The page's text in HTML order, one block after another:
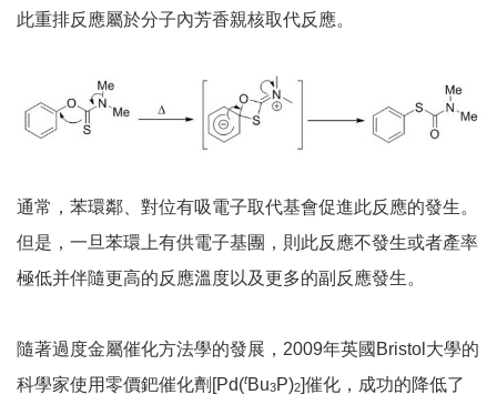
此重排反應屬於分子內芳香親核取代反應。
通常，苯環鄰、對位有吸電子取代基會促進此反應的發生。
但是，一旦苯環上有供電子基團，則此反應不發生或者產率
極低并伴隨更高的反應溫度以及更多的副反應發生。
隨著過度金屬催化方法學的發展，2009年英國Bristol大學的
科學家使用零價鈀催化劑[Pd(tBu3P)2]催化，成功的降低了